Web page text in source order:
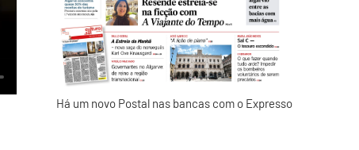
Há um novo Postal nas bancas com o Expresso